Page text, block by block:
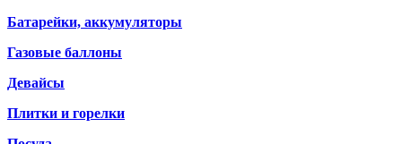
Батарейки, аккумуляторы
Газовые баллоны
Девайсы
Плитки и горелки